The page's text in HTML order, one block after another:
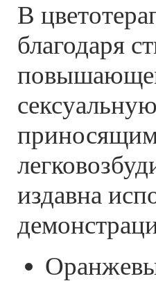
В
благодаря
приносящим
издавна